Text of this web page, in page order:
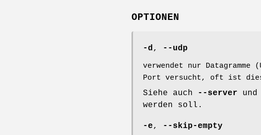
OPTIONEN
-d, --udp
verwendet nur
Port versucht, oft ist
Siehe auch --server und
werden soll.
-e, --skip-empty